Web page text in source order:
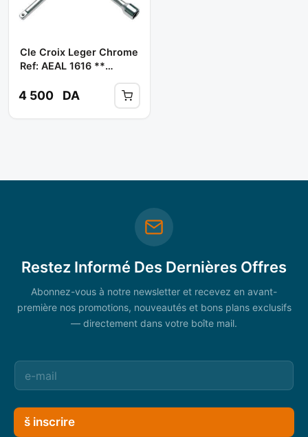
Cle Croix Leger Chrome
Ref: AEAL 1616 **
4 500 DA
Restez Informé Des Dernières Offres
Abonnez-vous à notre newsletter et recevez en avant-
première nos promotions, nouveautés et bons plans exclusifs
— directement dans votre boîte mail.
š inscrire